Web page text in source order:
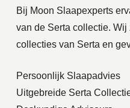
Bij Moon Slaapexperts
van de Serta collectie.
collecties van Serta en
Persoonlijk Slaapadvies
Uitgebreide Serta